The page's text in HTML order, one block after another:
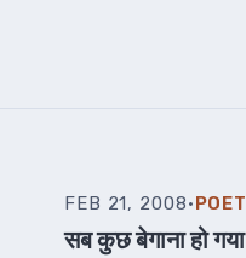
FEB 21, 2008·
सब कुछ बेगाना हो